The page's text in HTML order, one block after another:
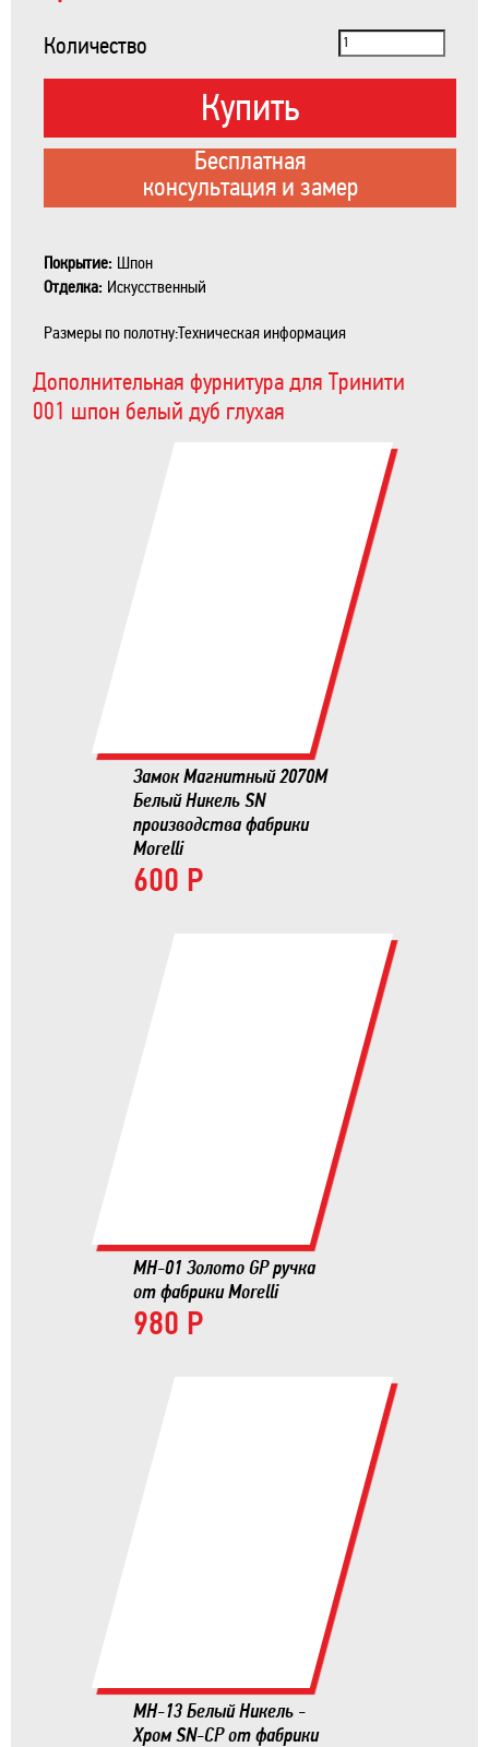
Количество
Купить
Бесплатная
консультация и замер
Покрытие: Шпон
Отделка: Искусственный
Размеры по полотну:Техническая информация
Дополнительная фурнитура для Тринити
001 шпон белый дуб глухая
Замок Магнитный 2070М
Белый Никель SN
производства фабрики
Morelli
600 Р
MH-01 Золото GP ручка
от фабрики Morelli
980 Р
MH-13 Белый Никель -
Хром SN-CP от фабрики